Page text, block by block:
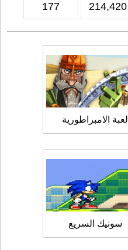
214,420
177
لعبة الامبراطورية
سونيك السريع